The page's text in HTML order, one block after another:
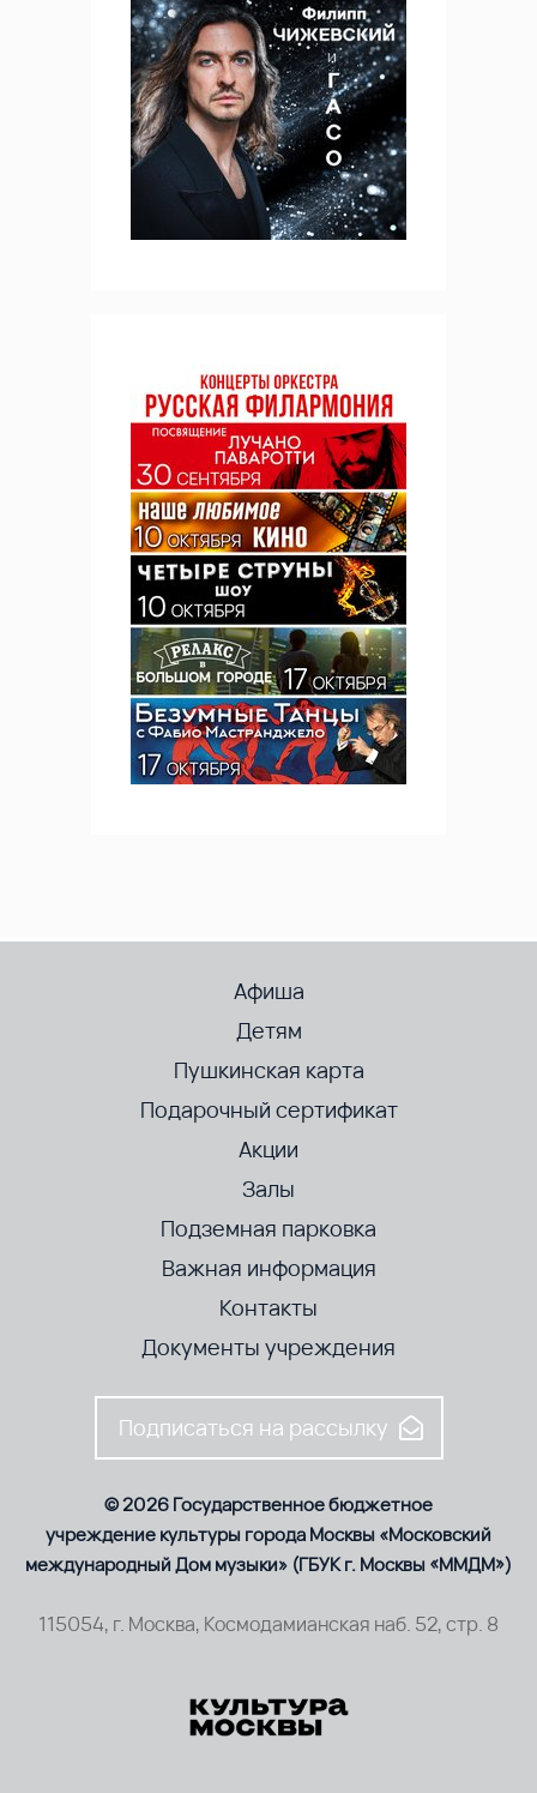
Афиша
Детям
Пушкинская карта
Подарочный сертификат
Акции
Залы
Подземная парковка
Важная информация
Контакты
Документы учреждения
Подписаться на рассылку
© 2026 Государственное бюджетное
учреждение культуры города Москвы «Московский
международный Дом музыки» (ГБУК г. Москвы «ММДМ»)
115054, г. Москва, Космодамианская наб. 52, стр. 8